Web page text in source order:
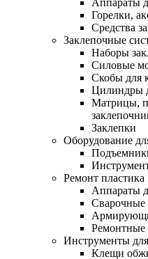
Аппараты
Горелки,
Средства
Заклепочные
Наборы
Силовые
Скобы для
Цилиндры
Матрицы,
Заклепки
Оборудование
Ремонт пластика
Аппараты
Сварочные
Ремонтные
Инструменты
Клещи